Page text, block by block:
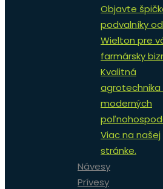
Objavte
podvalníky od
Wielton pre
farmársky
Kvalitná
agrotechnika
moderných
Viac na našej
stránke.
Návesy
Prívesy